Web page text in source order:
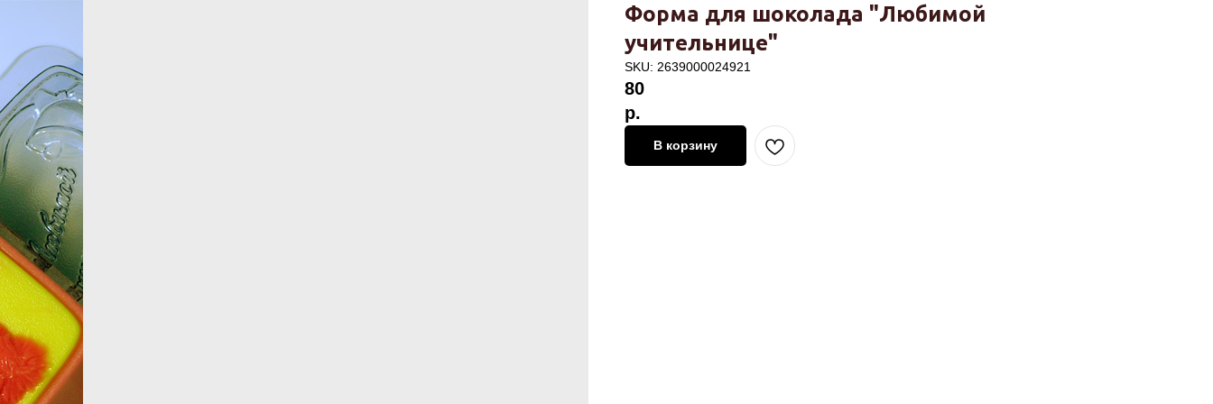
Форма для шоколада "Любимой
учительнице"
SKU: 2639000024921
80
р.
В корзину